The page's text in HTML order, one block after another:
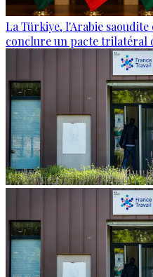
La Türkiye, l'Arabie
conclure un pacte trilatéral